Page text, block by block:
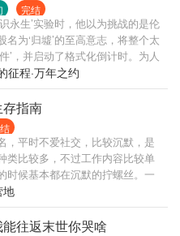
完结
永生’实验时，他以为挑战的是伦
为‘归墟’的至高意志，将整个太
’，并启动了格式化倒计时。为人
机，赵战被迫接管了远古文明
舰外无尽的敌人与盟友，他发出广
最后的守夜人。”下一秒，所有宇
改写。
征程·万年之约
指南
，平时不爱社交，比较沉默，是
类比较多，不过工作内容比较单
时候基本都在沉默的拧螺丝。一
变了我的生活。人们开始变得
危险，在这样的世界上，我该怎
地
往返末世你哭啥